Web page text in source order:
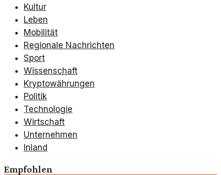
Kultur
Leben
Mobilität
Regionale Nachrichten
Sport
Wissenschaft
Kryptowährungen
Politik
Technologie
Wirtschaft
Unternehmen
Inland
Empfohlen